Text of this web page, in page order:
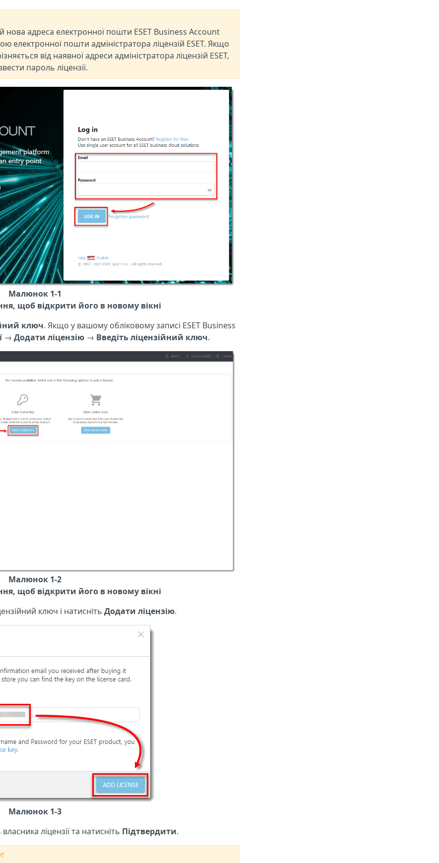
нова адреса електронної пошти ESET Business Account
електронної пошти адміністратора ліцензій ESET. Якщо
від наявної адреси адміністратора ліцензій ESET,
пароль ліцензії.
Малюнок 1-1
щоб відкрити його в новому вікні
ключ. Якщо у вашому обліковому записі ESET Business
→ Додати ліцензію → Введіть ліцензійний ключ.
Малюнок 1-2
щоб відкрити його в новому вікні
ключ і натисніть Додати ліцензію.
Малюнок 1-3
ліцензії та натисніть Підтвердити.